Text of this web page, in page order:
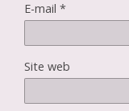
E-mail *
Site web